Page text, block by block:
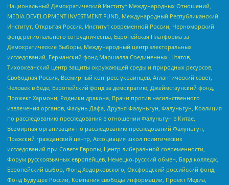
Национальный Демократический Институт Международных Отношений,
MEDIA DEVELOPMENT INVESTMENT FUND, Международный Республиканский
Институт, Открытая Россия, Институт современной России, Черноморский
фонд регионального сотрудничества, Европейская Платформа за
Демократические Выборы, Международный центр электоральных
исследований, Германский фонд Маршалла Соединенных Штатов,
Тихоокеанский центр защиты окружающей среды и природных ресурсов,
Свободная Россия, Всемирный конгресс украинцев, Атлантический совет,
Человек в беде, Европейский фонд за демократию, Джеймстаунский фонд,
Прожект Хармони, Родники дракона, Врачи против насильственного
извлечения органов, Фалунь Дафа, Друзья Фалуньгун, Фалуньгун, Коалиция
по расследованию преследования в отношении Фалуньгун в Китае,
Всемирная организация по расследованию преследований Фалуньгун,
Пражский гражданский центр, Ассоциация школ политических
исследований при Совете Европы, Центр либеральной современности,
Форум русскоязычных европейцев, Немецко-русский обмен, Бард колледж,
Европейский выбор, Фонд Ходорковского, Оксфордский российский фонд,
Фонд Будущее России, Компания свободы информации, Проект Медиа,